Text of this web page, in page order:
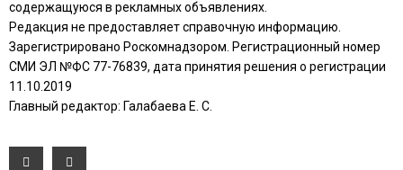
содержащуюся в рекламных объявлениях.
Редакция не предоставляет справочную информацию.
Зарегистрировано Роскомнадзором. Регистрационный номер
СМИ ЭЛ №ФС 77-76839, дата принятия решения о регистрации
11.10.2019
Главный редактор: Галабаева Е. С.